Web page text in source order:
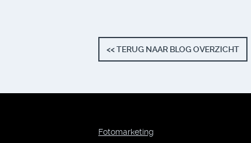
<< TERUG NAAR BLOG OVERZICHT
Fotomarketing